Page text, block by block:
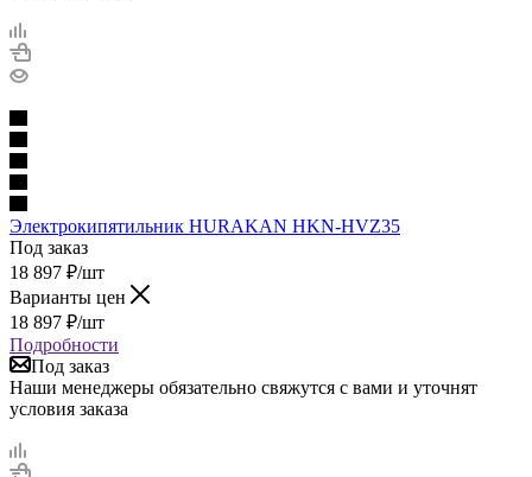
Электрокипятильник HURAKAN HKN-HVZ35
Под заказ
18 897 ₽/шт
Варианты цен
18 897 ₽/шт
Подробности
Под заказ
Наши менеджеры обязательно свяжутся с вами и уточнят
условия заказа